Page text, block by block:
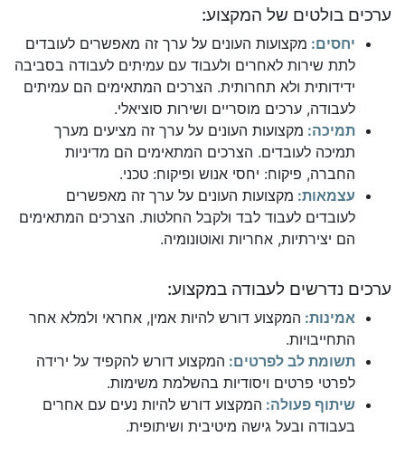
ערכים בולטים של המקצוע:
יחסים: מקצועות העונים על ערך זה מאפשרים לעובדים
לתת שירות לאחרים ולעבוד עם עמיתים לעבודה בסביבה
ידידותית ולא תחרותית. הצרכים המתאימים הם עמיתים
לעבודה, ערכים מוסריים ושירות סוציאלי.
תמיכה: מקצועות העונים על ערך זה מציעים מערך
תמיכה לעובדים. הצרכים המתאימים הם מדיניות
החברה, פיקוח: יחסי אנוש ופיקוח: טכני.
עצמאות: מקצועות העונים על ערך זה מאפשרים
לעובדים לעבוד לבד ולקבל החלטות. הצרכים המתאימים
הם יצירתיות, אחריות ואוטונומיה.
ערכים נדרשים לעבודה במקצוע:
אמינות: המקצוע דורש להיות אמין, אחראי ולמלא אחר
התחייבויות.
תשומת לב לפרטים: המקצוע דורש להקפיד על ירידה
לפרטי פרטים ויסודיות בהשלמת משימות.
שיתוף פעולה: המקצוע דורש להיות נעים עם אחרים
בעבודה ובעל גישה מיטיבית ושיתופית.